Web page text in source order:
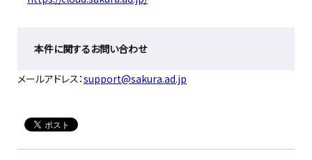
本件に関するお問い合わせ
メールアドレス：support@sakura.ad.jp